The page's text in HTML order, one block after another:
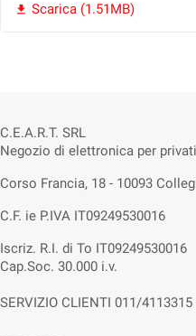
 Scarica (1.51MB)
C.E.A.R.T. SRL
Negozio di elettronica per
Corso Francia, 18 - 10093
C.F. ie P.IVA IT09249530016
Iscriz. R.I. di To IT09249530016
Cap.Soc. 30.000 i.v.
SERVIZIO CLIENTI 011/